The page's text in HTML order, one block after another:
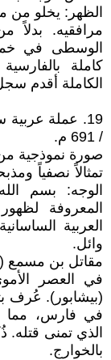
الظهر: يخلو من
مرافقيه. بدلاً
الوسطى في
كاملة
الكاملة أقدم
/ 691 م.
صورة نموذجية
تمثالاً نصفياً
الوجه: بسم
المعروفة
العربية
وائل.
مقاتل بن مسمع
في العصر
(بيشابور). عُرف
في فارس، مما
الذي تمنى
بالخوارج.